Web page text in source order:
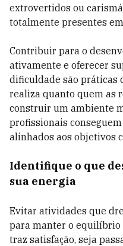
extrovertidos ou
totalmente presentes
Contribuir para o
ativamente e oferecer
dificuldade são práticas
realiza quanto quem as
construir um ambiente
profissionais
alinhados aos objetivos
Identifique o que
sua energia
Evitar atividades que
para manter o equilíbrio
traz satisfação, seja